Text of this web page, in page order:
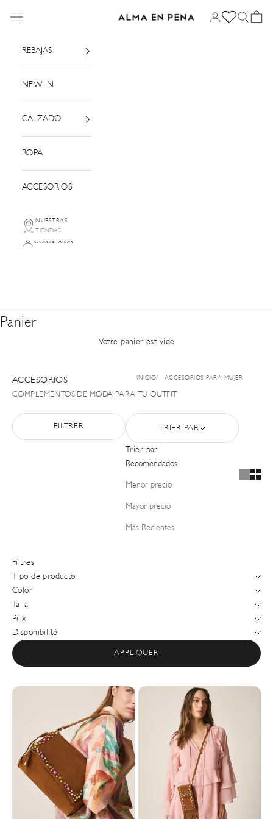
Alma en Pena
Menu Connexion Panier
REBAJAS
NEW IN
CALZADO
ROPA
ACCESORIOS
NUESTRAS
TIENDAS
CONNEXION
Panier
Votre panier est vide
INICIO ACCESORIOS PARA MUJER
ACCESORIOS
COMPLEMENTOS DE MODA PARA TU OUTFIT
FILTRER TRIER PAR
Trier par
Recomendados
Menor precio
Mayor precio
Más Recientes
Filtres
Tipo de producto
Color
Talla
Prix
Disponibilité
APPLIQUER